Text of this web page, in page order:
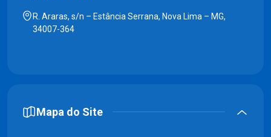
R. Araras, s/n – Estância Serrana, Nova Lima – MG,
34007-364
Mapa do Site